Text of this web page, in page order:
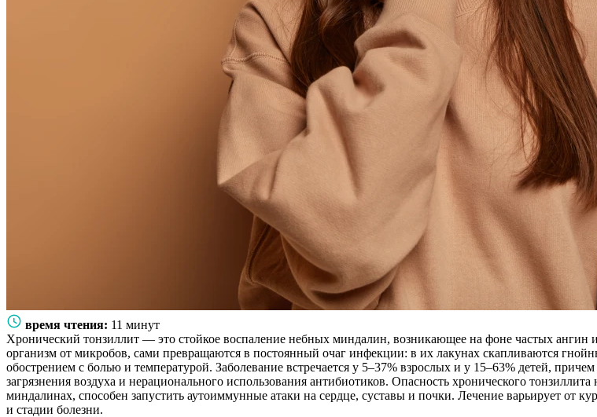
время чтения: 11 минут
Хронический тонзиллит — это стойкое воспаление небных миндалин, возникающее на фоне частых
организм от микробов, сами превращаются в постоянный очаг инфекции: в их лакунах скапливаются
обострением с болью и температурой. Заболевание встречается у 5–37% взрослых и у 15–63% детей,
загрязнения воздуха и нерационального использования антибиотиков. Опасность хронического
миндалинах, способен запустить аутоиммунные атаки на сердце, суставы и почки. Лечение варьирует от
и стадии болезни.